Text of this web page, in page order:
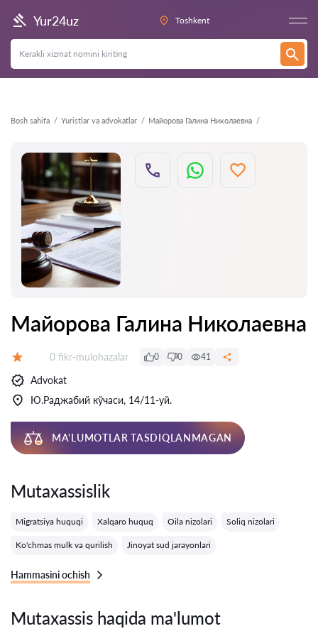
Yur24uz Toshkent
Bosh sahifa Yuristlar va advokatlar Майорова Галина Николаевна
Orqaga
Майорова Галина Николаевна
Fikrlar:
0 fikr-mulohazalar 0 0 41
Advokat
Ю.Раджабий кўчаси, 14/11-уй.
MA'LUMOTLAR TASDIQLANMAGAN
Mutaxassislik
Migratsiya huquqi Xalqaro huquq Oila nizolari Soliq nizolari
Ko'chmas mulk va qurilish Jinoyat sud jarayonlari
Hammasini ochish
Mutaxassis haqida ma'lumot